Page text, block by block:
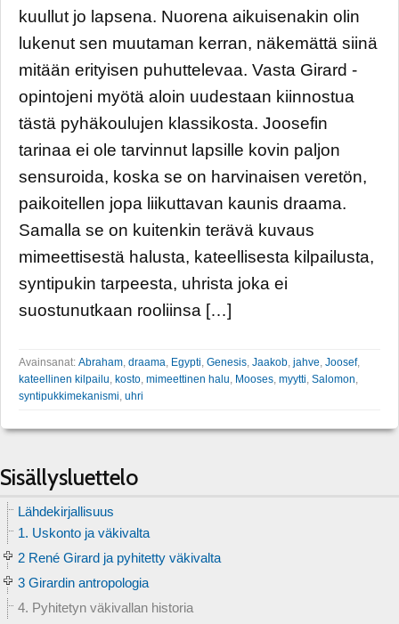
kuullut jo lapsena. Nuorena aikuisenakin olin
lukenut sen muutaman kerran, näkemättä siinä
mitään erityisen puhuttelevaa. Vasta Girard -
opintojeni myötä aloin uudestaan kiinnostua
tästä pyhäkoulujen klassikosta. Joosefin
tarinaa ei ole tarvinnut lapsille kovin paljon
sensuroida, koska se on harvinaisen veretön,
paikoitellen jopa liikuttavan kaunis draama.
Samalla se on kuitenkin terävä kuvaus
mimeettisestä halusta, kateellisesta kilpailusta,
syntipukin tarpeesta, uhrista joka ei
suostunutkaan rooliinsa […]
Avainsanat: Abraham, draama, Egypti, Genesis, Jaakob, jahve, Joosef,
kateellinen kilpailu, kosto, mimeettinen halu, Mooses, myytti, Salomon,
syntipukkimekanismi, uhri
Sisällysluettelo
Lähdekirjallisuus
1. Uskonto ja väkivalta
2 René Girard ja pyhitetty väkivalta
3 Girardin antropologia
4. Pyhitetyn väkivallan historia